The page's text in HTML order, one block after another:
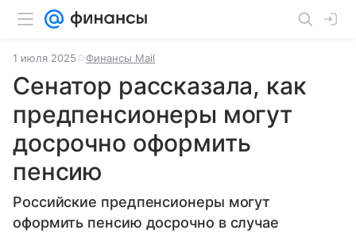
1 июля 2025 Финансы Mail
Сенатор рассказала, как
предпенсионеры могут
досрочно оформить
пенсию
Российские предпенсионеры могут
оформить пенсию досрочно в случае